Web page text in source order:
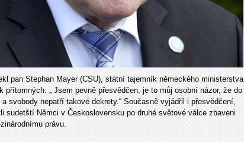
pan Stephan Mayer (CSU), státní tajemník německého ministerstva
přítomných: „ Jsem pevně přesvědčen, je to můj osobní názor, že do
svobody nepatří takové dekrety.“ Současně vyjádřil i přesvědčení,
sudetští Němci v Československu po druhé světové válce zbaveni
právu.